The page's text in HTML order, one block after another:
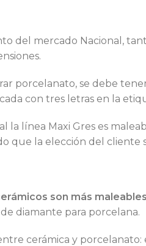
del mercado Nacional,
porcelanato, se debe
con tres letras en la
la línea Maxi Gres es
que la elección del cliente
son más
diamante para porcelana.
cerámica y